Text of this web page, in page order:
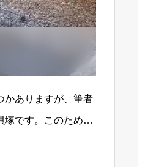
かありますが、筆者
塚です。このため、